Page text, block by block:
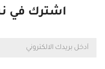
اشترك في